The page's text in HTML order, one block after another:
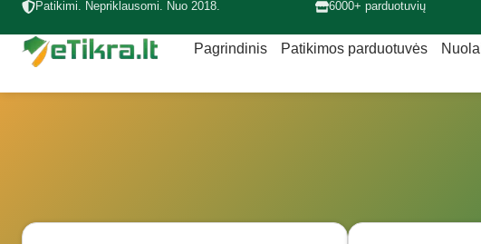
Patikimi. Nepriklausomi. Nuo 2018. 6000+ parduotuvių
Pagrindinis Patikimos parduotuvės